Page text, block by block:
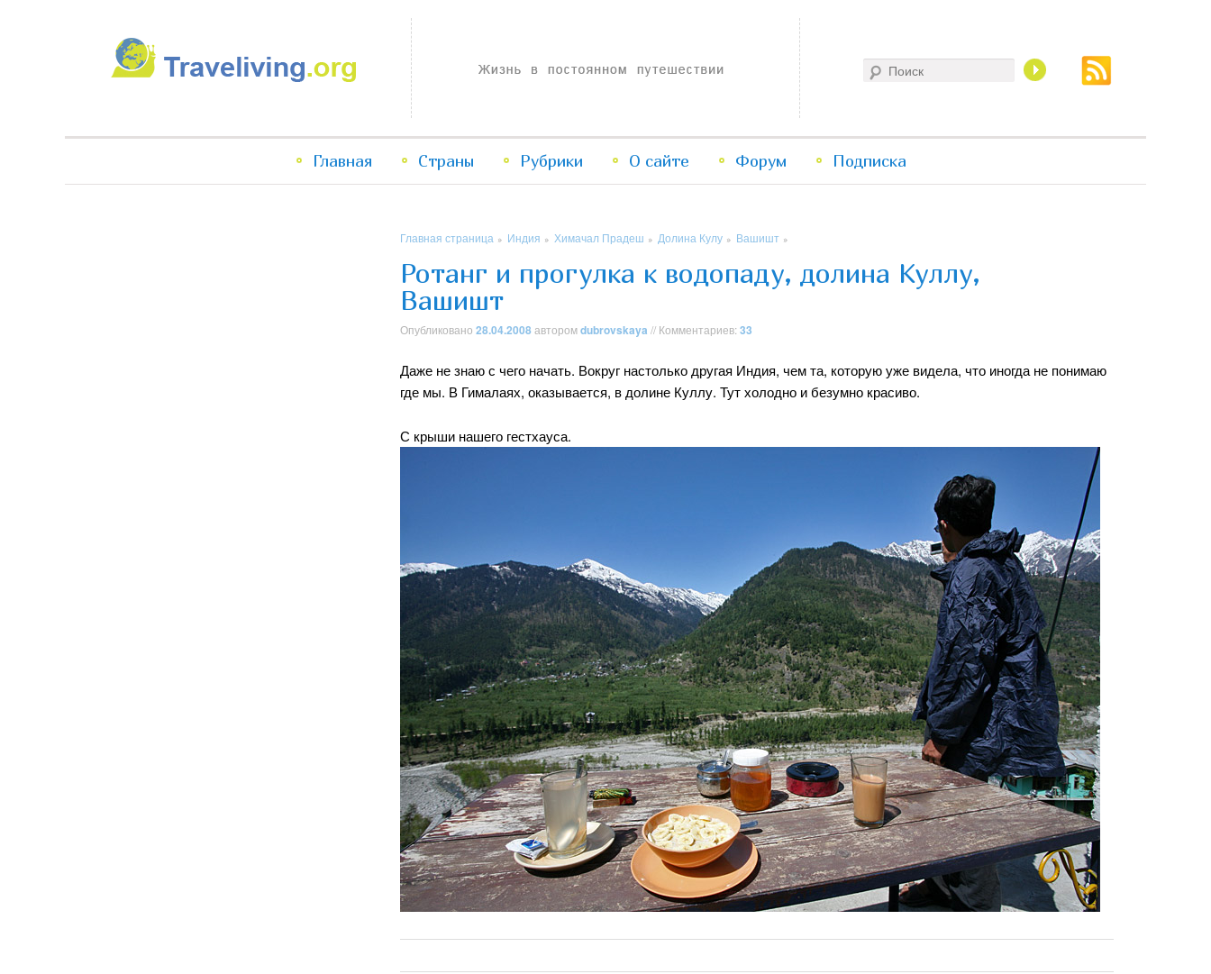
Traveliving
Жизнь в постоянном путешествии
Перейти
Перейти
Главная Страны Рубрики О сайте Форум Подписка
Главная страница » Индия » Химачал Прадеш » Долина Кулу » Вашишт »
Ротанг и прогулка к водопаду, долина Куллу,
Вашишт
Опубликовано 28.04.2008авторомdubrovskaya // Комментариев: 33
Даже не знаю с чего начать. Вокруг настолько другая Индия, чем та, которую уже видела, что иногда не понимаю
где мы. В Гималаях, оказывается, в долине Куллу. Тут холодно и безумно красиво.
С крыши нашего гестхауса.